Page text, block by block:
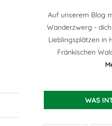
Auf unserem Blog
Wanderzwerg -
Lieblingsplätzen in
Fränkischen
WAS